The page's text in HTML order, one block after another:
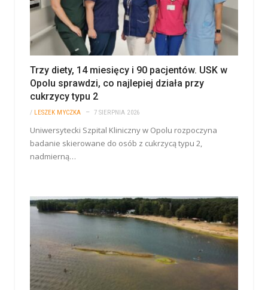
Trzy diety, 14 miesięcy i 90 pacjentów. USK w
Opolu sprawdzi, co najlepiej działa przy
cukrzycy typu 2
/ LESZEK MYCZKA 7 SIERPNIA 2026
Uniwersytecki Szpital Kliniczny w Opolu rozpoczyna
badanie skierowane do osób z cukrzycą typu 2,
nadmierną…